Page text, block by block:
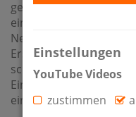
gefragten Berliner
eine
Neubauvorhaben.
Erschließung und
schaffen beste
Einfamilienhaus, ein
eine
Einstellungen
YouTube Videos
zustimmen